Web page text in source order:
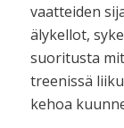
vaatteiden
älykellot,
suoritusta
treenissä
kehoa